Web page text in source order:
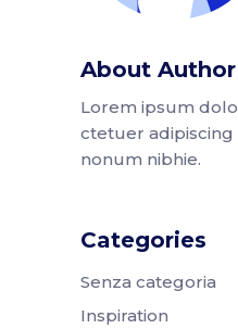
About Author
Lorem ipsum
ctetuer adipiscing
nonum nibhie.
Categories
Senza categoria
Inspiration